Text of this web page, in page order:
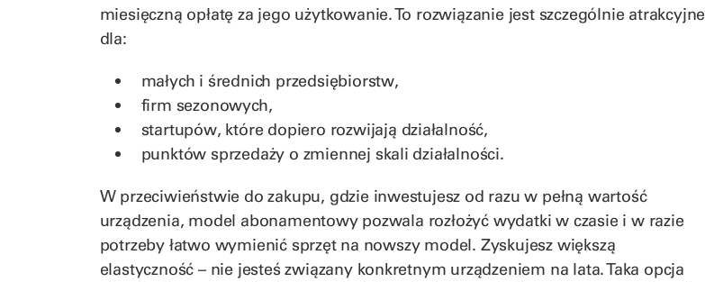
miesięczną opłatę za jego użytkowanie. To rozwiązanie jest szczególnie atrakcyjne
dla:
małych i średnich przedsiębiorstw,
firm sezonowych,
startupów, które dopiero rozwijają działalność,
punktów sprzedaży o zmiennej skali działalności.
W przeciwieństwie do zakupu, gdzie inwestujesz od razu w pełną wartość
urządzenia, model abonamentowy pozwala rozłożyć wydatki w czasie i w razie
potrzeby łatwo wymienić sprzęt na nowszy model. Zyskujesz większą
elastyczność – nie jesteś związany konkretnym urządzeniem na lata. Taka opcja